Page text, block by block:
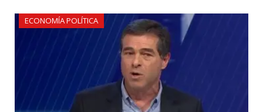
ECONOMÍA POLÍTICA